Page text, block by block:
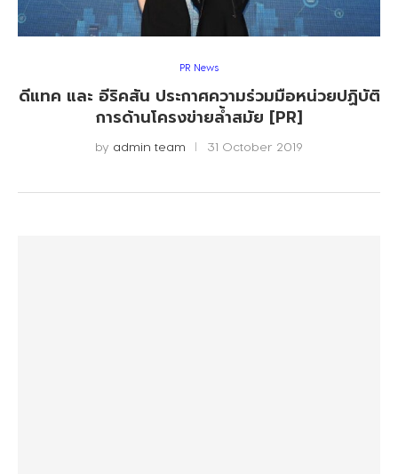
PR News
ดีแทค และ อีริคสัน ประกาศความร่วมมือหน่วยปฏิบัติ
การด้านโครงข่ายล้ำสมัย [PR]
by admin team 31 October 2019